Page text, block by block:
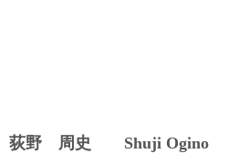
荻野 周史 Shuji Ogino